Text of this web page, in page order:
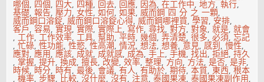
哪個, 四個, 四大, 四種, 回去, 回應, 因為,在工作中,地方,執行,
基礎,報告,壓力,女性,如何,如果,威而鋼 四 分 之 一顆,
威而鋼口溶錠,威而鋼口溶錠心得,威而鋼哪裡買,學習, 安排,
客戶,容易,實現,實際,實際上,寫作,尋找,對方,對象,就是,就會
,工作,工作效率,工具,幫助,平時,幾個,弄清楚,很多,必須,忘記
,忙碌,性功能,性慾,性高潮,情況,想法,想養, 意見,感到,慢性,
應對,應用,應該, 成就, 成就感, 成為,手上,手機,找出,拒絕,持久
,掌握,提升,換成,擅長, 改變,效率,整理, 方向, 方法,是否,是非,
時候, 時分, 時有,最後, 會議,有人,有助於,期待,本質,東西,根本
,機率,步驟, 比較,沒什麼,沒有, 注意,泰國果凍,泰國果凍副作用,